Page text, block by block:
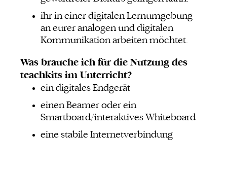
ihr in einer digitalen Lernumgebung
an eurer analogen und digitalen
Kommunikation arbeiten möchtet.
Was brauche ich für die Nutzung des
teachkits im Unterricht?
ein digitales Endgerät
einen Beamer oder ein
Smartboard/interaktives Whiteboard
eine stabile Internetverbindung